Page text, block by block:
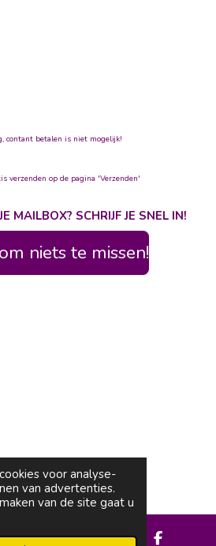
voor analyse-
van advertenties.
van de site gaat u
contant betalen is niet mogelijk!
verzenden op de pagina 'Verzenden'
MAILBOX? SCHRIJF JE SNEL IN!
niets te missen!